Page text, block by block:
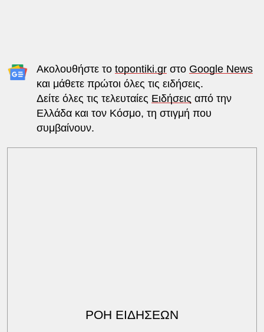
Ακολουθήστε το topontiki.grστο Google News
και μάθετε πρώτοι όλες τις ειδήσεις.
Δείτε όλες τις τελευταίες Ειδήσεις από την
Ελλάδα και τον Κόσμο, τη στιγμή που
συμβαίνουν.
ΡΟΗ ΕΙΔΗΣΕΩΝ